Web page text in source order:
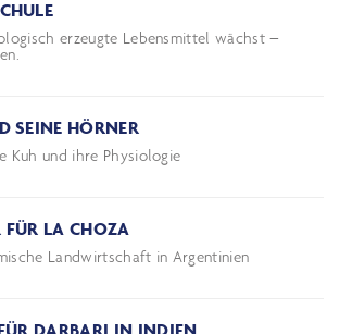
erzeugte Lebensmittel wächst –
SEINE HÖRNER
Kuh und ihre Physiologie
LA CHOZA
Landwirtschaft in Argentinien